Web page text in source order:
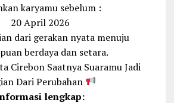
karyamu sebelum :
20 April 2026
dari gerakan nyata menuju
berdaya dan setara.
Cirebon Saatnya Suaramu Jadi
Dari Perubahan
lengkap: